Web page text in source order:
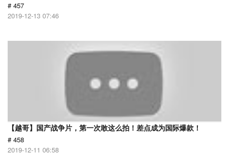
# 457
2019-12-13 07:46
【越哥】国产战争片，第一次敢这么拍！差点成为国际爆款！
# 458
2019-12-11 06:58